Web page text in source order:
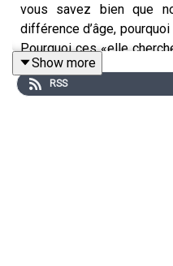
vous savez bien que
différence d’âge,
Pourquoi ces «elle
mère» «il prend une
vieillir» ? Caroline y a
Show more
RSS